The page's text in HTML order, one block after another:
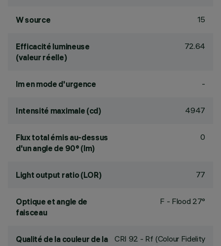
W source 15
Efficacité lumineuse
(valeur réelle)
72.64
lm en mode d'urgence -
Intensité maximale (cd) 4947
Flux total émis au-dessus
d'un angle de 90° (lm)
0
Light output ratio (LOR) 77
Optique et angle de
faisceau
F - Flood 27°
Qualité de la couleur de la
CRI 92 - Rf (Colour Fidelity